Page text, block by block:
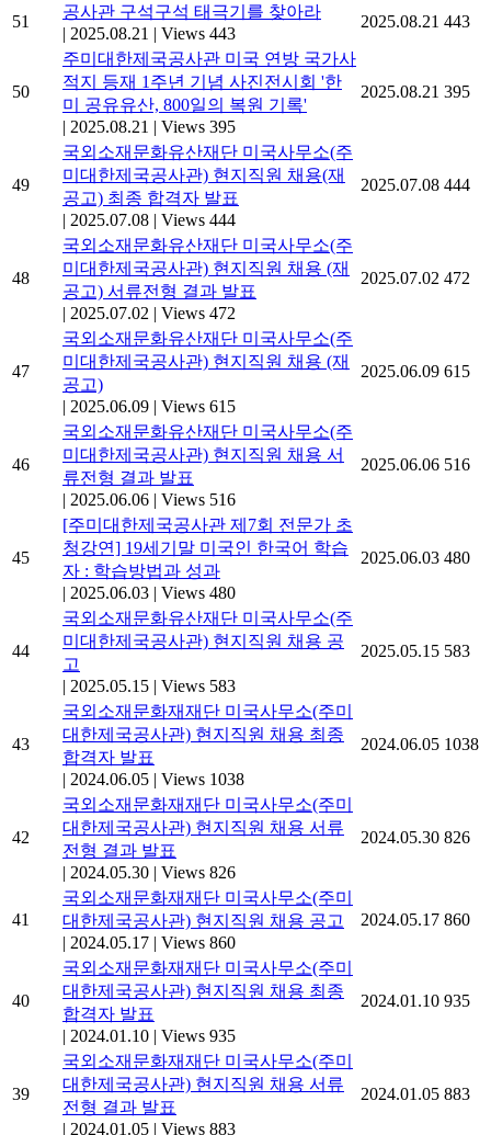
51
공사관 구석구석 태극기를 찾아라
| 2025.08.21 | Views 443
2025.08.21 443
50
주미대한제국공사관 미국 연방 국가사
적지 등재 1주년 기념 사진전시회 '한
미 공유유산, 800일의 복원 기록'
| 2025.08.21 | Views 395
2025.08.21 395
49
국외소재문화유산재단 미국사무소(주
미대한제국공사관) 현지직원 채용(재
공고) 최종 합격자 발표
| 2025.07.08 | Views 444
2025.07.08 444
48
국외소재문화유산재단 미국사무소(주
미대한제국공사관) 현지직원 채용 (재
공고) 서류전형 결과 발표
| 2025.07.02 | Views 472
2025.07.02 472
47
국외소재문화유산재단 미국사무소(주
미대한제국공사관) 현지직원 채용 (재
공고)
| 2025.06.09 | Views 615
2025.06.09 615
46
국외소재문화유산재단 미국사무소(주
미대한제국공사관) 현지직원 채용 서
류전형 결과 발표
| 2025.06.06 | Views 516
2025.06.06 516
45
[주미대한제국공사관 제7회 전문가 초
청강연] 19세기말 미국인 한국어 학습
자 : 학습방법과 성과
| 2025.06.03 | Views 480
2025.06.03 480
44
국외소재문화유산재단 미국사무소(주
미대한제국공사관) 현지직원 채용 공
고
| 2025.05.15 | Views 583
2025.05.15 583
43
국외소재문화재재단 미국사무소(주미
대한제국공사관) 현지직원 채용 최종
합격자 발표
| 2024.06.05 | Views 1038
2024.06.05 1038
42
국외소재문화재재단 미국사무소(주미
대한제국공사관) 현지직원 채용 서류
전형 결과 발표
| 2024.05.30 | Views 826
2024.05.30 826
41
국외소재문화재재단 미국사무소(주미
대한제국공사관) 현지직원 채용 공고
| 2024.05.17 | Views 860
2024.05.17 860
40
국외소재문화재재단 미국사무소(주미
대한제국공사관) 현지직원 채용 최종
합격자 발표
| 2024.01.10 | Views 935
2024.01.10 935
39
국외소재문화재재단 미국사무소(주미
대한제국공사관) 현지직원 채용 서류
전형 결과 발표
| 2024.01.05 | Views 883
2024.01.05 883